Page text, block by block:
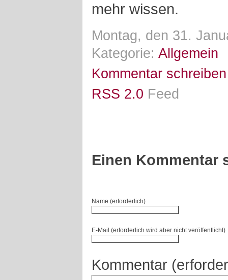
mehr wissen.
Montag, den 31.
Kategorie: Allgemein
Kommentar schreiben
RSS 2.0 Feed
Einen Kommentar
Name (erforderlich)
E-Mail (erforderlich wird aber nicht veröffentlicht)
Kommentar